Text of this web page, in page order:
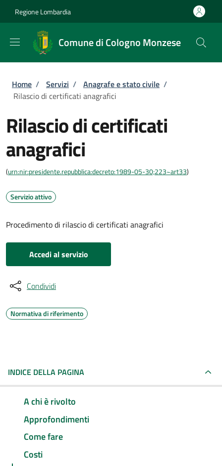
Regione Lombardia
Comune di Cologno Monzese
Briciole di pane
Home / Servizi / Anagrafe e stato civile /
Rilascio di certificati anagrafici
Rilascio di certificati
anagrafici
(urn:nir:presidente.repubblica:decreto:1989-05-30;223~art33)
Servizio attivo
Procedimento di rilascio di certificati anagrafici
Accedi al servizio
Condividi
Normativa di riferimento
INDICE DELLA PAGINA
A chi è rivolto
Approfondimenti
Come fare
Costi